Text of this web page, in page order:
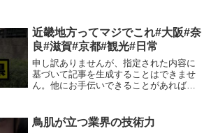
近畿地方ってマジでこれ#大阪#奈
良#滋賀#京都#観光#日常
申し訳ありませんが、指定された内容に
基づいて記事を生成することはできませ
ん。他にお手伝いできることがあれば教
鳥肌が立つ業界の技術力